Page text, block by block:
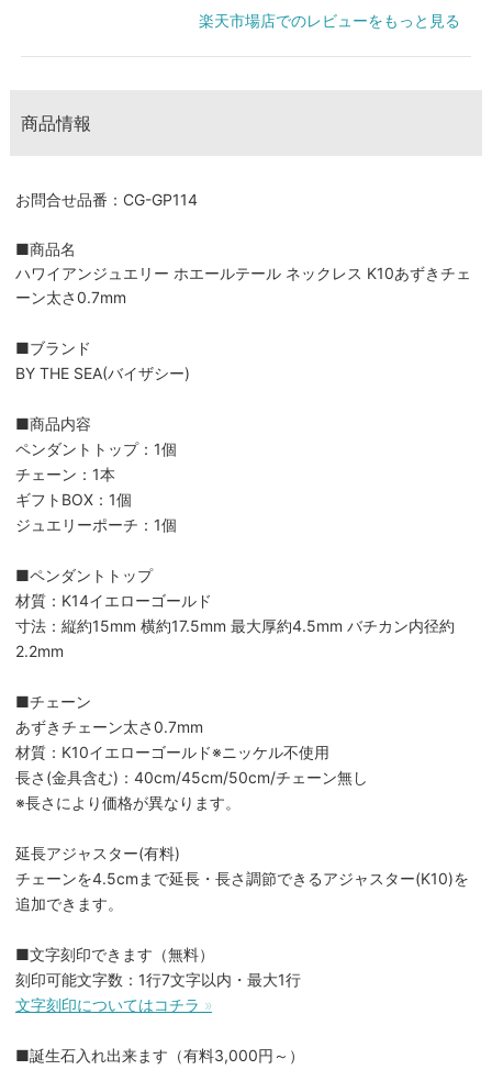
楽天市場店でのレビューをもっと見る
商品情報
お問合せ品番：CG-GP114
■商品名
ハワイアンジュエリー ホエールテール ネックレス K10あずきチェ
ーン太さ0.7mm
■ブランド
BY THE SEA(バイザシー)
■商品内容
ペンダントトップ：1個
チェーン：1本
ギフトBOX：1個
ジュエリーポーチ：1個
■ペンダントトップ
材質：K14イエローゴールド
寸法：縦約15mm 横約17.5mm 最大厚約4.5mm バチカン内径約
2.2mm
■チェーン
あずきチェーン太さ0.7mm
材質：K10イエローゴールド※ニッケル不使用
長さ(金具含む)：40cm/45cm/50cm/チェーン無し
※長さにより価格が異なります。
延長アジャスター(有料)
チェーンを4.5cmまで延長・長さ調節できるアジャスター(K10)を
追加できます。
■文字刻印できます（無料）
刻印可能文字数：1行7文字以内・最大1行
文字刻印についてはコチラ »
■誕生石入れ出来ます（有料3,000円～）